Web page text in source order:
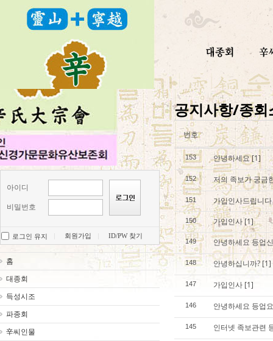
아이디
비밀번호
로그인 유지 회원가입 ID/PW 찾기
홈
대종회
득성시조
파종회
辛씨인물
공지사항/종회
번호
153 안녕하세요[1]
152 저의 족보가 궁금
151 가입인사드립니다
150 가입인사[1]
149 안녕하세요 등업
148 안녕하십니까? [1]
147 가입인사 [1]
146 안녕하세요 등업
145 인터넷 족보관련